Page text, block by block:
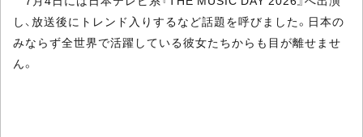
し、放送後にトレンド入りするなど話題を呼びました。日本の
みならず全世界で活躍している彼女たちからも目が離せませ
ん。